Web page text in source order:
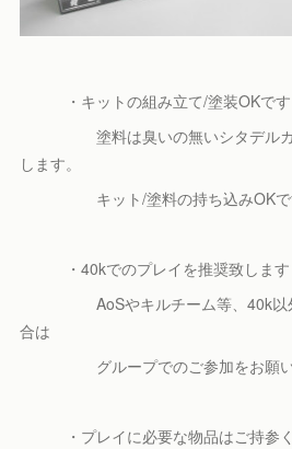
・キットの組み立て/塗装OKです
塗料は臭いの無いシタデルカラ
します。
キット/塗料の持ち込みOKです
・40kでのプレイを推奨致します
AoSやキルチーム等、40k以外
合は
グループでのご参加をお願い
・プレイに必要な物品はご持参